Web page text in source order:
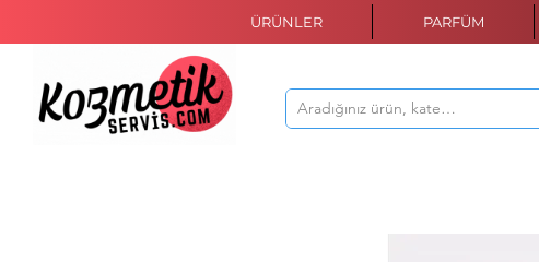
ÜRÜNLER PARFÜM